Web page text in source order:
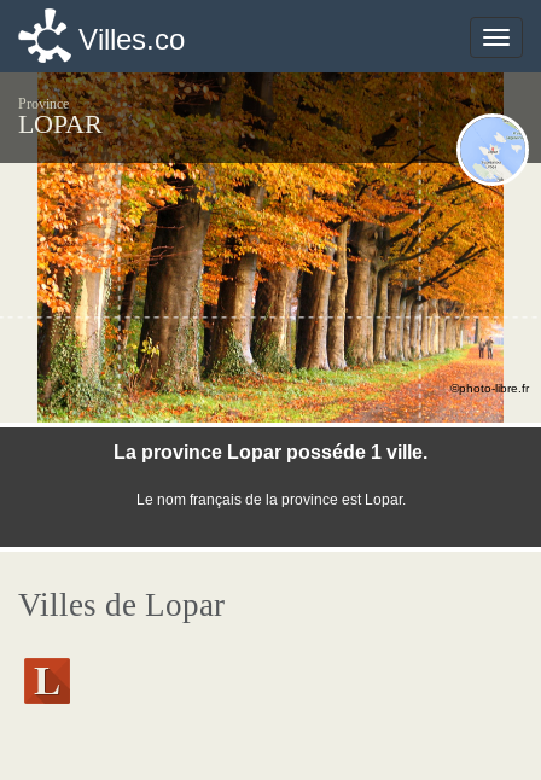
Toggle
Villes.co
Province
LOPAR
La province Lopar posséde 1 ville.
Le nom français de la province est Lopar.
©photo-libre.fr
Villes de Lopar
Toggle
Villes.co